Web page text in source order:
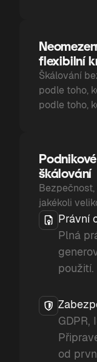
flexibilní
Škálování
podle toho,
podle toho,
škálování
jakékoli
Právní
Plná
použití.
GDPR,
od